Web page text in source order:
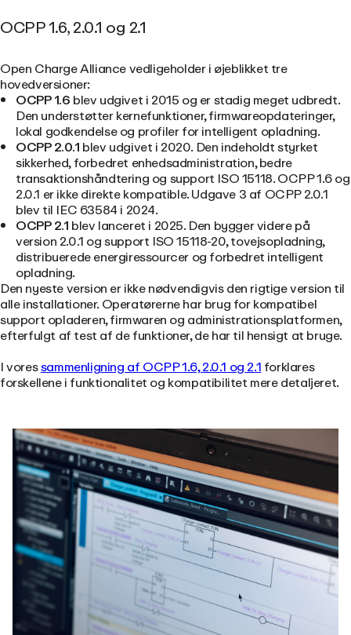
OCPP 1.6, 2.0.1 og 2.1
Open Charge Alliance vedligeholder i øjeblikket tre
hovedversioner:
OCPP 1.6blev udgivet i 2015 og er stadig meget udbredt.
Den understøtter kernefunktioner, firmwareopdateringer,
lokal godkendelse og profiler for intelligent opladning.
OCPP 2.0.1blev udgivet i 2020. Den indeholdt styrket
sikkerhed, forbedret enhedsadministration, bedre
transaktionshåndtering og support ISO 15118. OCPP 1.6 og
2.0.1 er ikke direkte kompatible. Udgave 3 af OCPP 2.0.1
blev til IEC 63584 i 2024.
OCPP 2.1blev lanceret i 2025. Den bygger videre på
version 2.0.1 og support ISO 15118-20, tovejsopladning,
distribuerede energiressourcer og forbedret intelligent
opladning.
Den nyeste version er ikke nødvendigvis den rigtige version til
alle installationer. Operatørerne har brug for kompatibel
support opladeren, firmwaren og administrationsplatformen,
efterfulgt af test af de funktioner, de har til hensigt at bruge.
I voressammenligning af OCPP 1.6, 2.0.1 og 2.1forklares
forskellene i funktionalitet og kompatibilitet mere detaljeret.